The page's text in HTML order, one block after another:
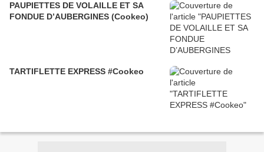
PAUPIETTES DE VOLAILLE ET SA
FONDUE D’AUBERGINES (Cookeo)
TARTIFLETTE EXPRESS #Cookeo